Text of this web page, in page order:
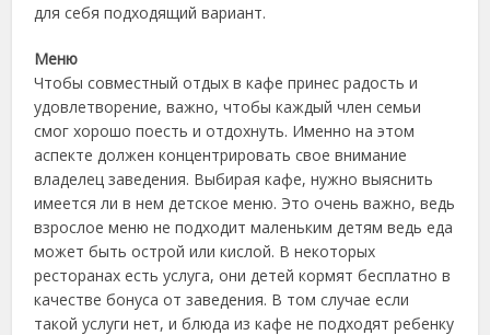
для себя подходящий вариант.
Меню
Чтобы совместный отдых в кафе принес радость и
удовлетворение, важно, чтобы каждый член семьи
смог хорошо поесть и отдохнуть. Именно на этом
аспекте должен концентрировать свое внимание
владелец заведения. Выбирая кафе, нужно выяснить
имеется ли в нем детское меню. Это очень важно, ведь
взрослое меню не подходит маленьким детям ведь еда
может быть острой или кислой. В некоторых
ресторанах есть услуга, они детей кормят бесплатно в
качестве бонуса от заведения. В том случае если
такой услуги нет, и блюда из кафе не подходят ребенку